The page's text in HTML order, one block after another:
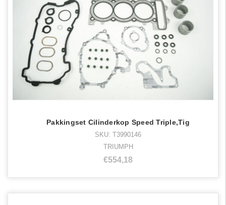
Pakkingset Cilinderkop Speed Triple,Tig
SKU: T3990146
TRIUMPH
€554,18